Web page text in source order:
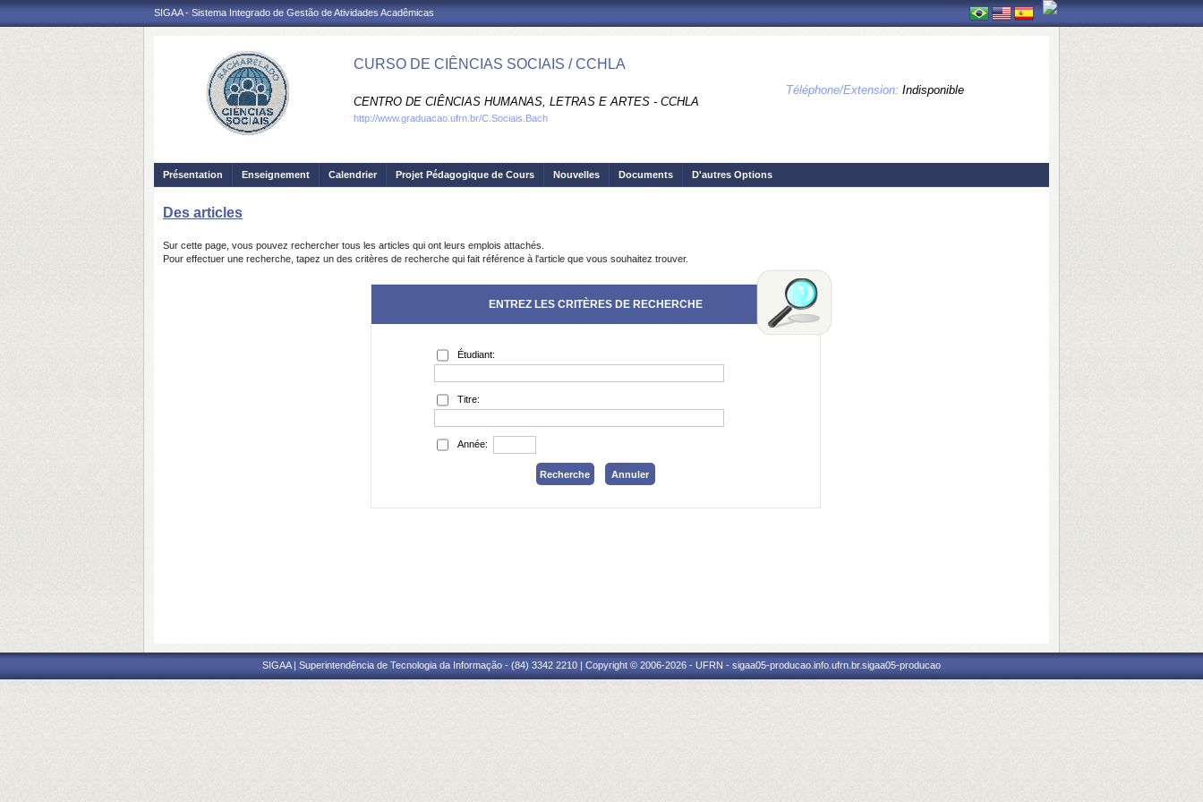
SIGAA - Sistema Integrado de Gestão de Atividades Acadêmicas
CURSO DE CIÊNCIAS SOCIAIS / CCHLA
CENTRO DE CIÊNCIAS HUMANAS, LETRAS E ARTES - CCHLA
Téléphone/Extension: Indisponible
http://www.graduacao.ufrn.br/C.Sociais.Bach
Présentation Enseignement Calendrier Projet Pédagogique de Cours Nouvelles Documents D'autres Options
Des articles
Sur cette page, vous pouvez rechercher tous les articles qui ont leurs emplois attachés.
Pour effectuer une recherche, tapez un des critères de recherche qui fait référence à l'article que vous souhaitez trouver.
ENTREZ LES CRITÈRES DE RECHERCHE
Étudiant:
Titre:
Année:
SIGAA | Superintendência de Tecnologia da Informação - (84) 3342 2210 | Copyright © 2006-2026 - UFRN - sigaa05-producao.info.ufrn.br.sigaa05-producao